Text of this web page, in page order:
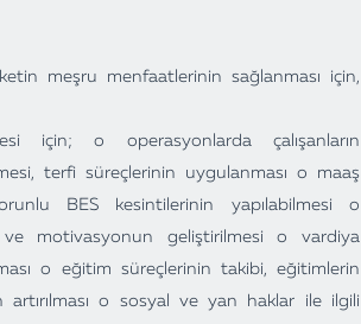
meşru menfaatlerinin sağlanması için,
için; o operasyonlarda çalışanların
terfi süreçlerinin uygulanması o maaş
BES kesintilerinin yapılabilmesi o
ve motivasyonun geliştirilmesi o vardiya
o eğitim süreçlerinin takibi, eğitimlerin
o sosyal ve yan haklar ile ilgili